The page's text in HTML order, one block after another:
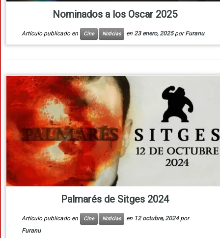
Nominados a los Oscar 2025
Artículo publicado en Cine Noticias en 23 enero, 2025 porFuranu
Palmarés de Sitges 2024
Artículo publicado en Cine Noticias en 12 octubre, 2024 por
Furanu